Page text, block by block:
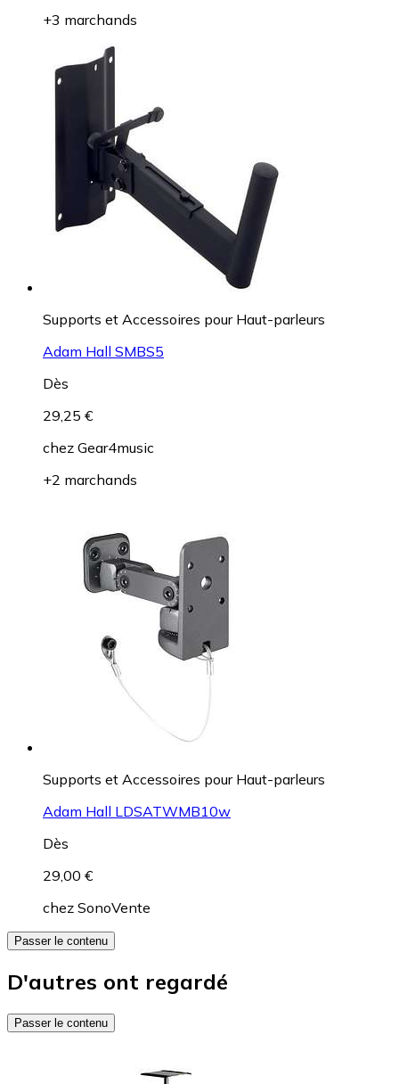
+3 marchands
Supports et Accessoires pour Haut-parleurs
Adam Hall SMBS5
Dès
29,25 €
chez Gear4music
+2 marchands
Supports et Accessoires pour Haut-parleurs
Adam Hall LDSATWMB10w
Dès
29,00 €
chez SonoVente
Passer le contenu
D'autres ont regardé
Passer le contenu